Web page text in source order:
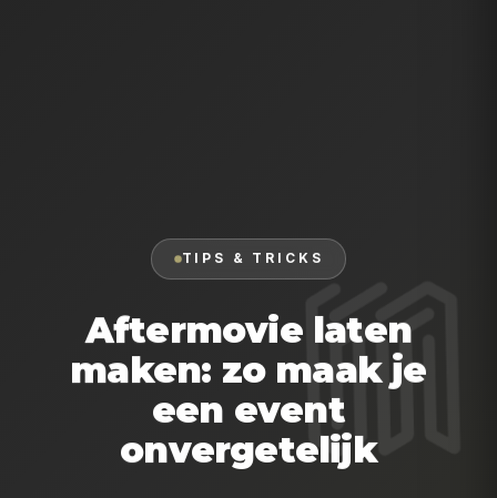
TIPS & TRICKS
Aftermovie laten
maken: zo maak je
een event
onvergetelijk